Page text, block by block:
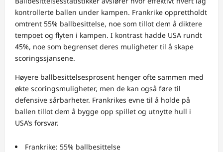
kontrollerte ballen under kampen. Frankrike opprettholdt
omtrent 55% ballbesittelse, noe som tillot dem å diktere
tempoet og flyten i kampen. I kontrast hadde USA rundt
45%, noe som begrenset deres muligheter til å skape
scoringssjansene.
Høyere ballbesittelsesprosent henger ofte sammen med
økte scoringsmuligheter, men de kan også føre til
defensive sårbarheter. Frankrikes evne til å holde på
ballen tillot dem å bygge opp spillet og utnytte hull i
USA’s forsvar.
Frankrike: 55% ballbesittelse